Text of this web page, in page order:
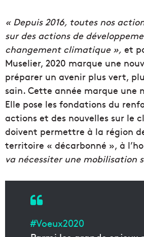
« Depuis 2016, toutes nos
sur des actions de
changement climatique », et
Muselier, 2020 marque une
préparer un avenir plus vert,
sain. Cette année marque une
Elle pose les fondations du
actions et des nouvelles sur le
doivent permettre à la région
territoire « décarbonné », à
va nécessiter une mobilisation
#Voeux2020